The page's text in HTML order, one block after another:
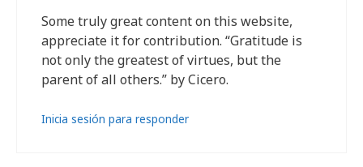
Some truly great content on this website,
appreciate it for contribution. “Gratitude is
not only the greatest of virtues, but the
parent of all others.” by Cicero.
Inicia sesión para responder